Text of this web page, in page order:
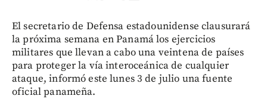
El secretario de Defensa estadounidense clausurará
la próxima semana en Panamá los ejercicios
militares que llevan a cabo una veintena de países
para proteger la vía interoceánica de cualquier
ataque, informó este lunes 3 de julio una fuente
oficial panameña.